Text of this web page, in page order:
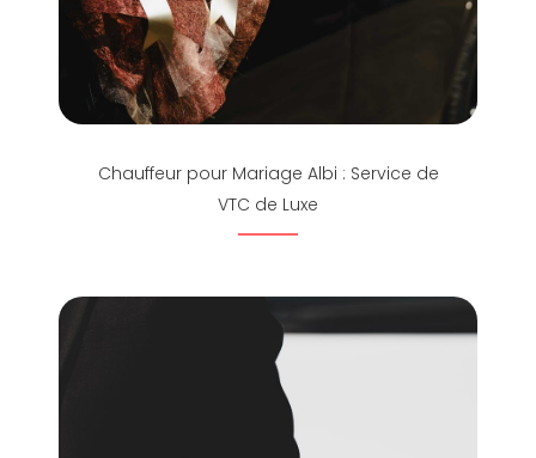
Chauffeur pour Mariage Albi : Service de
VTC de Luxe